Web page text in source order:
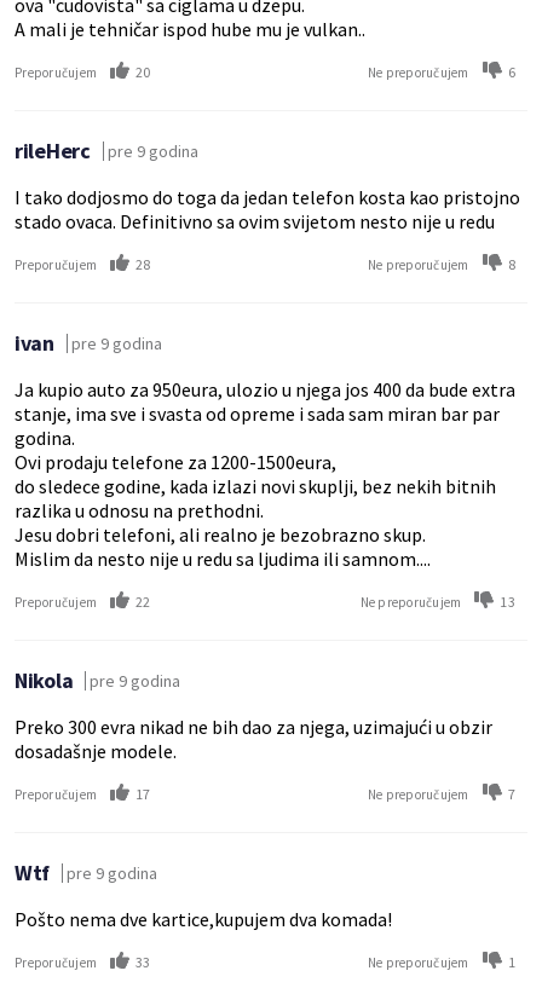
ova "cudovista" sa ciglama u dzepu.
A mali je tehničar ispod hube mu je vulkan..
Preporučujem 20 Ne preporučujem 6
rileHerc pre 9 godina
I tako dodjosmo do toga da jedan telefon kosta kao pristojno
stado ovaca. Definitivno sa ovim svijetom nesto nije u redu
Preporučujem 28 Ne preporučujem 8
ivan pre 9 godina
Ja kupio auto za 950eura, ulozio u njega jos 400 da bude extra
stanje, ima sve i svasta od opreme i sada sam miran bar par
godina.
Ovi prodaju telefone za 1200-1500eura,
do sledece godine, kada izlazi novi skuplji, bez nekih bitnih
razlika u odnosu na prethodni.
Jesu dobri telefoni, ali realno je bezobrazno skup.
Mislim da nesto nije u redu sa ljudima ili samnom....
Preporučujem 22 Ne preporučujem 13
Nikola pre 9 godina
Preko 300 evra nikad ne bih dao za njega, uzimajući u obzir
dosadašnje modele.
Preporučujem 17 Ne preporučujem 7
Wtf pre 9 godina
Pošto nema dve kartice,kupujem dva komada!
Preporučujem 33 Ne preporučujem 1